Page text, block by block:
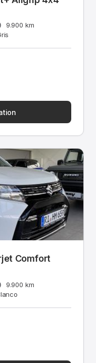
9.900 km
Comfort
9.900 km